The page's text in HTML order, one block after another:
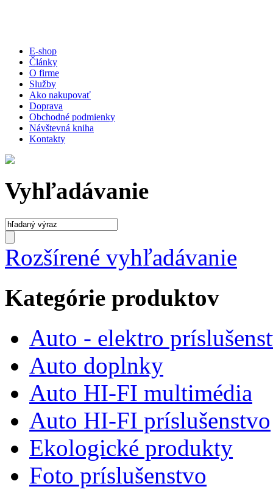
E-shop
Články
O firme
Služby
Ako nakupovať
Doprava
Obchodné podmienky
Návštevná kniha
Kontakty
Vyhľadávanie
Rozšírené vyhľadávanie
Kategórie produktov
Auto - elektro
Auto doplnky
Auto HI-FI multimédia
Auto HI-FI príslušenstvo
Ekologické produkty
Foto príslušenstvo